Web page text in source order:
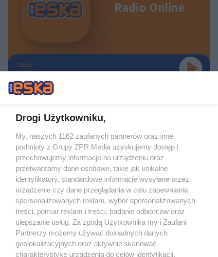
Radio Online
TERAZ
GRAMY
Żaden utwór zamieszczony w serwisie nie może być powielany i
rozpowszechniany lub dalej rozpowszechniany w jakikolwiek sposób (w
tym także elektroniczny lub mechaniczny) na jakimkolwiek polu
eksploatacji w jakiejkolwiek formie, włącznie z umieszczaniem w Internecie
bez pisemnej zgody właściciela praw. Jakiekolwiek użycie lub
wykorzystanie utworów w całości lub w części z naruszeniem prawa, tzn.
bez właściwej zgody, jest zabronione pod groźbą kary i może być ścigane
prawnie.
Drogi Użytkowniku,
My, naszych 1162 zaufanych partnerów oraz inne
podmioty z Grupy ZPR Media uzyskujemy dostęp i
przechowujemy informacje na urządzeniu oraz
przetwarzamy dane osobowe, takie jak unikalne
identyfikatory, standardowe informacje wysyłane przez
urządzenie czy dane przeglądania w celu zapewniania
spersonalizowanych reklam, wybór spersonalizowanych
treści, pomiar reklam i treści, badanie odbiorców oraz
ulepszanie usług. Za zgodą Użytkownika my i Zaufani
Partnerzy możemy używać dokładnych danych
geolokalizacyjnych oraz aktywnie skanować
charakterystykę urządzenia do celów identyfikacji.